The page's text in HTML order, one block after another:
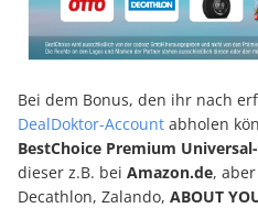
Bei dem Bonus, den ihr nach
DealDoktor-Account abholen
BestChoice Premium
dieser z.B. bei Amazon.de,
Decathlon, Zalando, ABOUT